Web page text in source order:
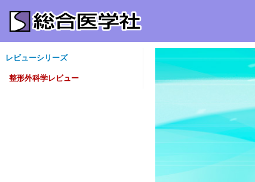
レビューシリーズ
整形外科学レビュー